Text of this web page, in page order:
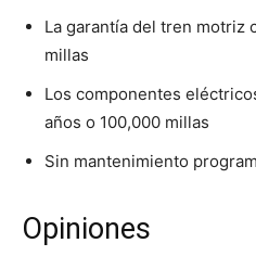
La garantía del tren motriz
millas
Los componentes
años o 100,000 millas
Sin mantenimiento
Opiniones